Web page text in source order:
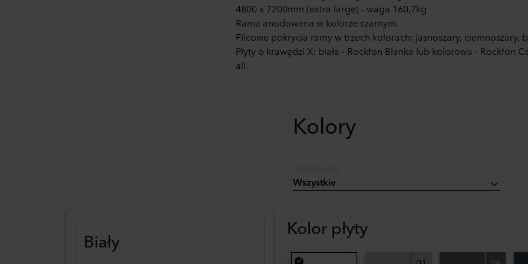
4800 x 7200mm (extra large) - waga 160,7kg
Rama anodowana w kolorze czarnym.
Filcowe pokrycia ramy w trzech kolorach: jasnoszary, ciemnoszary,
Płyty o krawędzi X: biała - Rockfon Blanka lub kolorowa - Rockfon
all.
Kolory
Wszystkie
Biały
Kolor płyty